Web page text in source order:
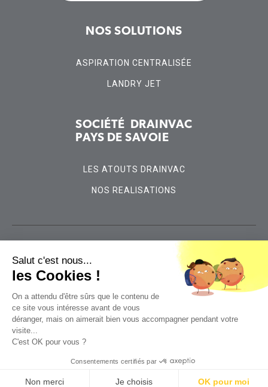
NOS SOLUTIONS
ASPIRATION CENTRALISÉE
LANDRY JET
SOCIÉTÉ DRAINVAC
PAYS DE SAVOIE
LES ATOUTS DRAINVAC
NOS REALISATIONS
04 50 19 91 27
contact@drainvac-paysdesavoie.com
Cookies Mentions Légales
Salut c'est nous...
les Cookies !
On a attendu d'être sûrs que le contenu de
ce site vous intéresse avant de vous
déranger, mais on aimerait bien vous accompagner pendant votre
visite...
C'est OK pour vous ?
Consentements certifiés par
Non merci Je choisis OK pour moi